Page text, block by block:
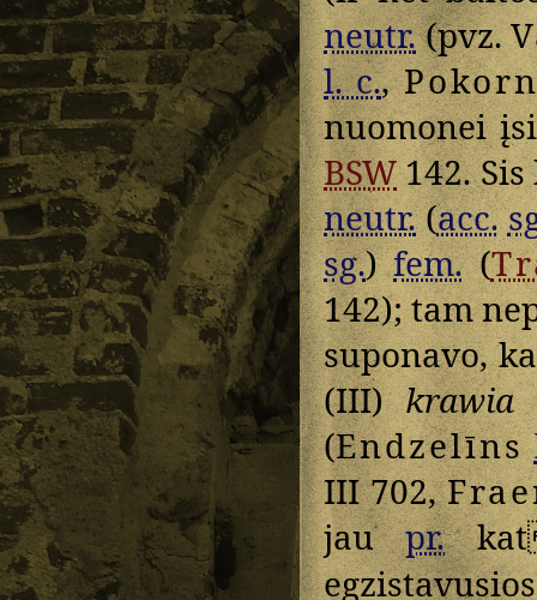
neutr.(pvz.
l. c.,
nuomonei
BSW142.
neutr.(acc.
sg.)fem.(
142); tam
suponavo,
(III)krawia
(Endzelīns
III 702,
jaupr.kat